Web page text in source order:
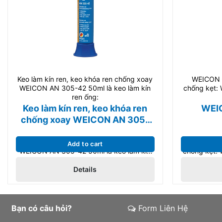
Keo làm kín ren, keo khóa ren chống xoay
WEICON AN 305-42 50ml là keo làm kín
ren ống:
Keo làm kín ren, keo khóa ren
chống xoay WEICON AN 305-
Keo làm kín ren, keo khóa ren chống xoay
WEICON AN 305-42 50ml là keo làm kín
thiết kế để khóa và niêm phong ống thuỷ
Phù hợp cho bảo trì và sản xuất công
Add to cart
Details
chống kẹt:
chống kẹt:
độ cao,
Bạn có câu hỏi? Form Liên Hệ